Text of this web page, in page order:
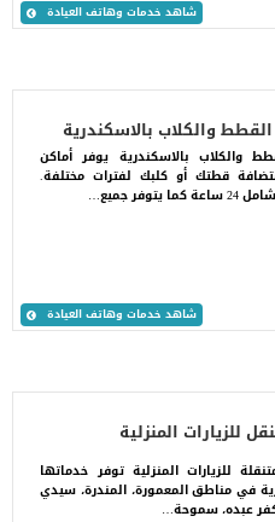
شاهد خدمات وهاتف العيادة
شاهد خدمات وهاتف العيادة
والكلاب بالاسكندرية
والكلاب بالاسكندرية يوفر أماكن
قطتك أو كلبك لفترات مختلفة.
جميع…
للزيارات المنزلية
للزيارات المنزلية توفر خدماتها
في مناطق المعمورة، المندرة، سيدي
عبده، سموحة…